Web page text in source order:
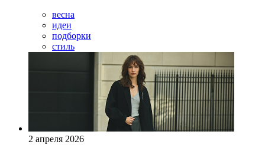
весна
идеи
подборки
стиль
2 апреля 2026